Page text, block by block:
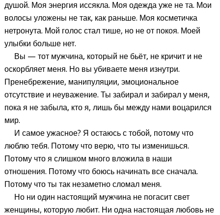
душой. Моя энергия иссякла. Моя одежда уже не та. Мои
волосы уложены не так, как раньше. Моя косметичка
нетронута. Мой голос стал тише, но не от покоя. Моей
улыбки больше нет.
Вы — тот мужчина, который не бьёт, не кричит и не
оскорбляет меня. Но вы убиваете меня изнутри.
Пренебрежение, манипуляции, эмоциональное
отсутствие и неуважение. Ты забирал и забирал у меня,
пока я не забыла, кто я, лишь бы между нами воцарился
мир.
И самое ужасное? Я остаюсь с тобой, потому что
люблю тебя. Потому что верю, что ты изменишься.
Потому что я слишком много вложила в наши
отношения. Потому что боюсь начинать все сначала.
Потому что ты так незаметно сломал меня.
Но ни один настоящий мужчина не погасит свет
женщины, которую любит. Ни одна настоящая любовь не